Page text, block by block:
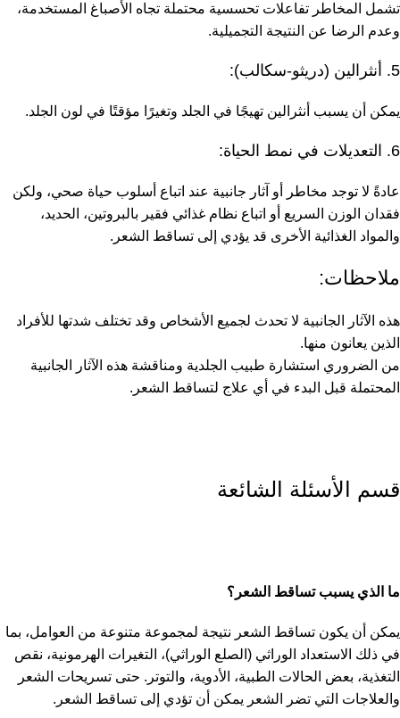
تشمل المخاطر تفاعلات تحسسية محتملة تجاه الأصباغ المستخدمة،
وعدم الرضا عن النتيجة التجميلية.
5. أنثرالين (دريثو-سكالب):
يمكن أن يسبب أنثرالين تهيجًا في الجلد وتغيرًا مؤقتًا في لون الجلد.
6. التعديلات في نمط الحياة:
عادةً لا توجد مخاطر أو آثار جانبية عند اتباع أسلوب حياة صحي، ولكن
فقدان الوزن السريع أو اتباع نظام غذائي فقير بالبروتين، الحديد،
والمواد الغذائية الأخرى قد يؤدي إلى تساقط الشعر.
ملاحظات:
هذه الآثار الجانبية لا تحدث لجميع الأشخاص وقد تختلف شدتها للأفراد
الذين يعانون منها.
من الضروري استشارة طبيب الجلدية ومناقشة هذه الآثار الجانبية
المحتملة قبل البدء في أي علاج لتساقط الشعر.
قسم الأسئلة الشائعة
ما الذي يسبب تساقط الشعر؟
يمكن أن يكون تساقط الشعر نتيجة لمجموعة متنوعة من العوامل، بما
في ذلك الاستعداد الوراثي (الصلع الوراثي)، التغيرات الهرمونية، نقص
التغذية، بعض الحالات الطبية، الأدوية، والتوتر. حتى تسريحات الشعر
والعلاجات التي تضر الشعر يمكن أن تؤدي إلى تساقط الشعر.